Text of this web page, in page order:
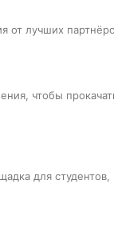
от лучших
чтобы
для студентов,